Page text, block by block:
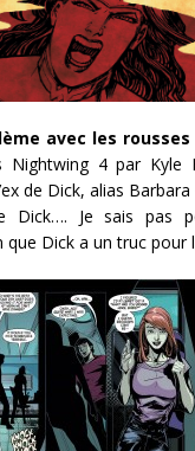
avec les
Nightwing 4 par Kyle
de Dick, alias
Dick…. Je sais pas
que Dick a un truc pour